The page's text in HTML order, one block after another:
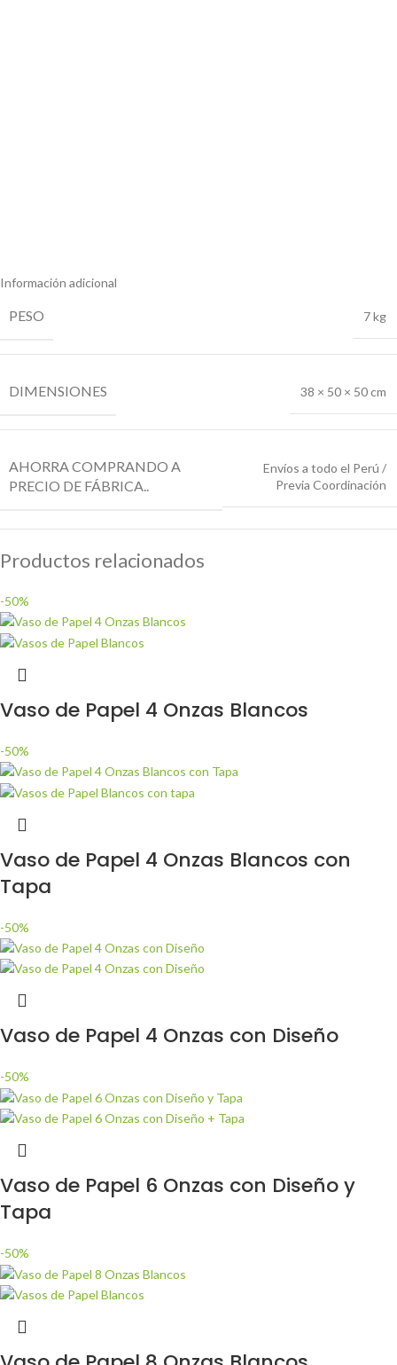
Información adicional
PESO 7 kg
DIMENSIONES 38 × 50 × 50 cm
AHORRA COMPRANDO A
PRECIO DE FÁBRICA..
Envíos a todo el Perú /
Previa Coordinación
Productos relacionados
-50%
Vaso de Papel 4 Onzas Blancos
-50%
Vaso de Papel 4 Onzas Blancos con
Tapa
-50%
Vaso de Papel 4 Onzas con Diseño
-50%
Vaso de Papel 6 Onzas con Diseño y
Tapa
-50%